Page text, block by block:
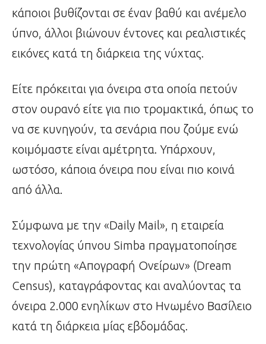
κάποιοι βυθίζονται σε έναν βαθύ και ανέμελο
ύπνο, άλλοι βιώνουν έντονες και ρεαλιστικές
εικόνες κατά τη διάρκεια της νύχτας.
Είτε πρόκειται για όνειρα στα οποία πετούν
στον ουρανό είτε για πιο τρομακτικά, όπως το
να σε κυνηγούν, τα σενάρια που ζούμε ενώ
κοιμόμαστε είναι αμέτρητα. Υπάρχουν,
ωστόσο, κάποια όνειρα που είναι πιο κοινά
από άλλα.
Σύμφωνα με την «Daily Mail», η εταιρεία
τεχνολογίας ύπνου Simba πραγματοποίησε
την πρώτη «Απογραφή Ονείρων» (Dream
Census), καταγράφοντας και αναλύοντας τα
όνειρα 2.000 ενηλίκων στο Ηνωμένο Βασίλειο
κατά τη διάρκεια μίας εβδομάδας.